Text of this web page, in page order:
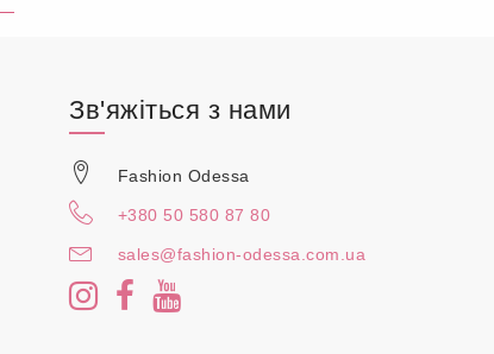
Зв'яжіться з нами
Fashion Odessa
+380 50 580 87 80
sales@fashion-odessa.com.ua